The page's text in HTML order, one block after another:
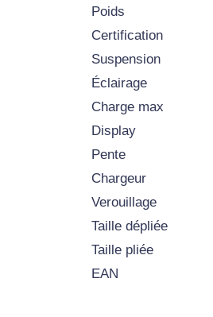
Poids
Certification
Suspension
Éclairage
Charge max
Display
Pente
Chargeur
Verouillage
Taille dépliée
Taille pliée
EAN